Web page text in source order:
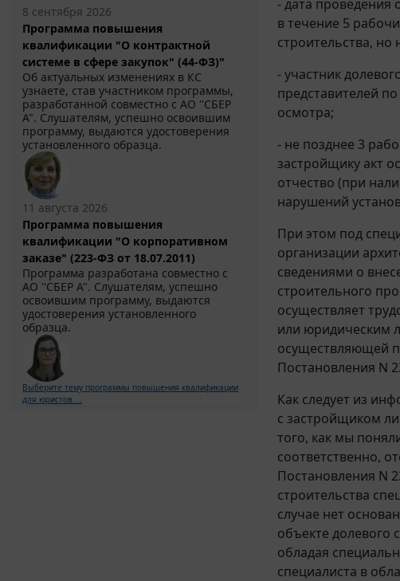
8 сентября 2026
Программа повышения
квалификации "О контрактной
системе в сфере закупок" (44-ФЗ)"
Об актуальных изменениях в КС
узнаете, став участником программы,
разработанной совместно с АО ''СБЕР
А". Слушателям, успешно освоившим
программу, выдаются удостоверения
установленного образца.
11 августа 2026
Программа повышения
квалификации "О корпоративном
заказе" (223-ФЗ от 18.07.2011)
Программа разработана совместно с
АО ''СБЕР А". Слушателям, успешно
освоившим программу, выдаются
удостоверения установленного
образца.
Выберите тему программы повышения квалификации
для юристов ...
- дата проведения
в течение 5
строительства, но
- участник
представителей
осмотра;
- не позднее 3
застройщику акт
отчество (при
нарушений
При этом под
организации
сведениями о
строительного
осуществляет
или юридическим
осуществляющей
Постановления N
Как следует из
с застройщиком
того, как мы
соответственно,
Постановления N
строительства
случае нет
объекте долевого
обладая
специалиста в